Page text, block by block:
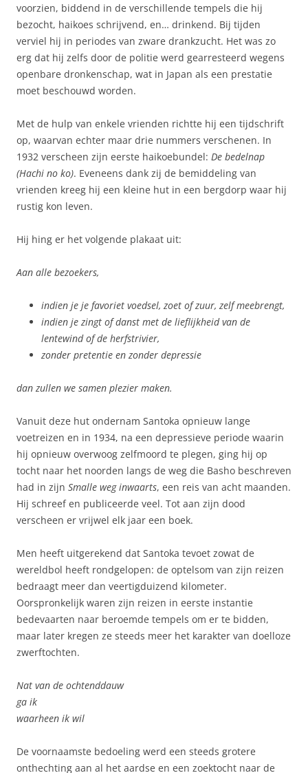
voorzien, biddend in de verschillende tempels die hij
bezocht, haikoes schrijvend, en… drinkend. Bij tijden
verviel hij in periodes van zware drankzucht. Het was zo
erg dat hij zelfs door de politie werd gearresteerd wegens
openbare dronkenschap, wat in Japan als een prestatie
moet beschouwd worden.
Met de hulp van enkele vrienden richtte hij een tijdschrift
op, waarvan echter maar drie nummers verschenen. In
1932 verscheen zijn eerste haikoebundel: De bedelnap
(Hachi no ko). Eveneens dank zij de bemiddeling van
vrienden kreeg hij een kleine hut in een bergdorp waar hij
rustig kon leven.
Hij hing er het volgende plakaat uit:
Aan alle bezoekers,
indien je je favoriet voedsel, zoet of zuur, zelf meebrengt,
indien je zingt of danst met de lieflijkheid van de
lentewind of de herfstrivier,
zonder pretentie en zonder depressie
dan zullen we samen plezier maken.
Vanuit deze hut ondernam Santoka opnieuw lange
voetreizen en in 1934, na een depressieve periode waarin
hij opnieuw overwoog zelfmoord te plegen, ging hij op
tocht naar het noorden langs de weg die Basho beschreven
had in zijn Smalle weg inwaarts, een reis van acht maanden.
Hij schreef en publiceerde veel. Tot aan zijn dood
verscheen er vrijwel elk jaar een boek.
Men heeft uitgerekend dat Santoka tevoet zowat de
wereldbol heeft rondgelopen: de optelsom van zijn reizen
bedraagt meer dan veertigduizend kilometer.
Oorspronkelijk waren zijn reizen in eerste instantie
bedevaarten naar beroemde tempels om er te bidden,
maar later kregen ze steeds meer het karakter van doelloze
zwerftochten.
Nat van de ochtenddauw
ga ik
waarheen ik wil
De voornaamste bedoeling werd een steeds grotere
onthechting aan al het aardse en een zoektocht naar de